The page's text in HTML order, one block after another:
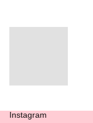
Instagram